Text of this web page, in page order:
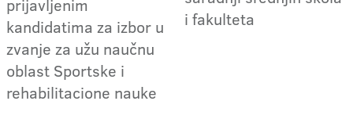
prijavljenim
kandidatima za izbor u
zvanje za užu naučnu
oblast Sportske i
rehabilitacione nauke
i fakulteta